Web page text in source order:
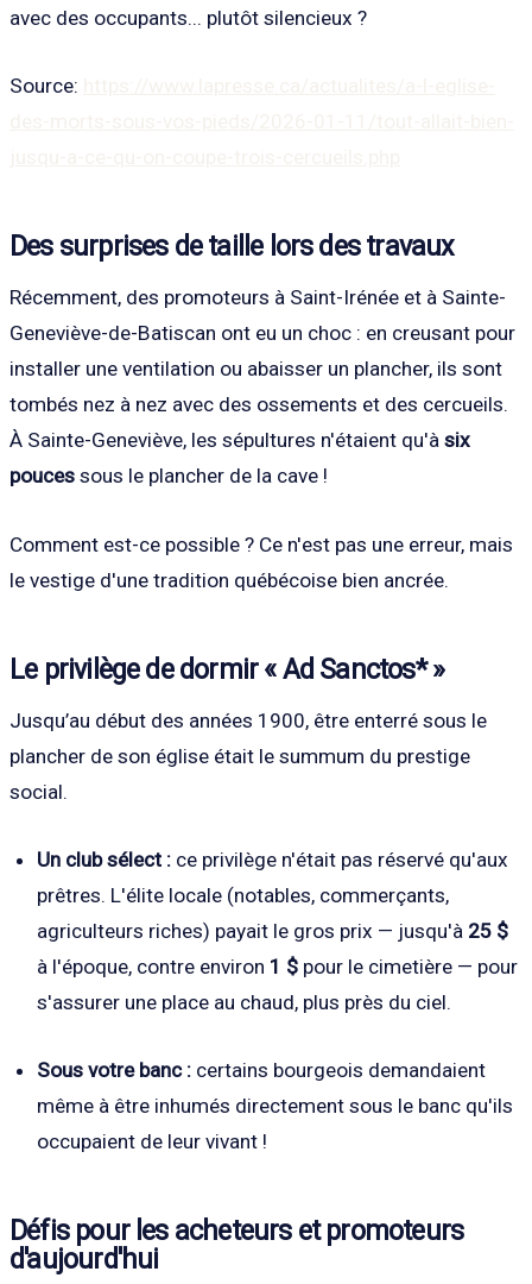
avec des occupants... plutôt silencieux ?
Source:
Des surprises de taille lors des travaux
Récemment, des promoteurs à Saint-Irénée et à Sainte-
Geneviève-de-Batiscan ont eu un choc : en creusant pour
installer une ventilation ou abaisser un plancher, ils sont
tombés nez à nez avec des ossements et des cercueils.
À Sainte-Geneviève, les sépultures n'étaient qu'à six
pouces sous le plancher de la cave !
Comment est-ce possible ? Ce n'est pas une erreur, mais
le vestige d'une tradition québécoise bien ancrée.
Le privilège de dormir « Ad Sanctos* »
Jusqu’au début des années 1900, être enterré sous le
plancher de son église était le summum du prestige
social.
Un club sélect : ce privilège n'était pas réservé qu'aux
prêtres. L'élite locale (notables, commerçants,
agriculteurs riches) payait le gros prix — jusqu'à 25 $
à l'époque, contre environ 1 $ pour le cimetière — pour
s'assurer une place au chaud, plus près du ciel.
Sous votre banc : certains bourgeois demandaient
même à être inhumés directement sous le banc qu'ils
occupaient de leur vivant !
Défis pour les acheteurs et promoteurs
d'aujourd'hui